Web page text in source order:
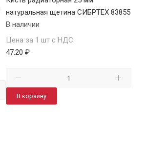
натуральная щетина СИБРТЕХ 83855
В наличии
Цена за 1 шт с НДС
47.20 ₽
В корзину